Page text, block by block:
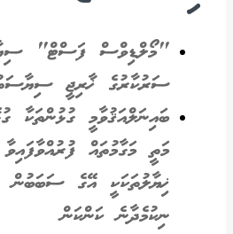
"މޯލްޑިވްސް ފަސްޓް"
ސަރުކާރުގެ ޚާރިޖީ
ބައިނަލްއަޤުވާމީ ގުޅުންތަކާ
މަތީ މަގާމުތައް
ޚިޔާލުތަކަކީ އޭގެ ސަބަބުން
ނިކުމެދާނެ ކަންކަން